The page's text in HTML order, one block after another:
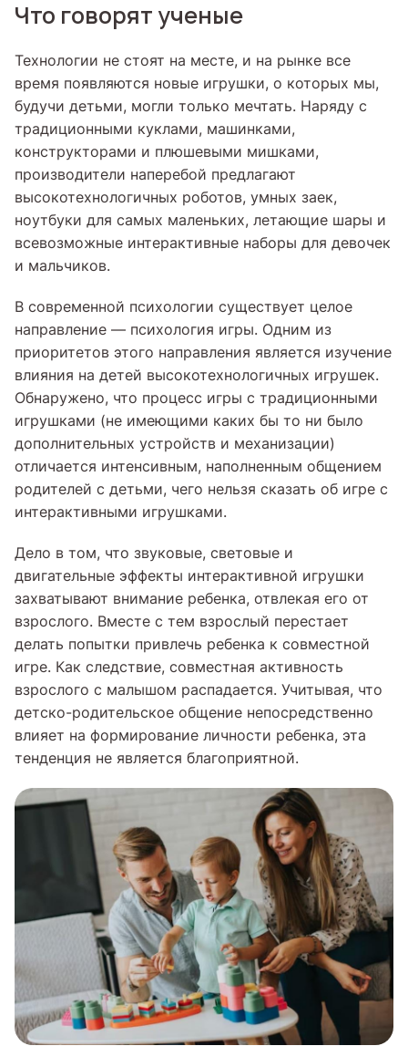
Что говорят ученые
Технологии не стоят на месте, и на рынке все
время появляются новые игрушки, о которых мы,
будучи детьми, могли только мечтать. Наряду с
традиционными куклами, машинками,
конструкторами и плюшевыми мишками,
производители наперебой предлагают
высокотехнологичных роботов, умных заек,
ноутбуки для самых маленьких, летающие шары и
всевозможные интерактивные наборы для девочек
и мальчиков.
В современной психологии существует целое
направление — психология игры. Одним из
приоритетов этого направления является изучение
влияния на детей высокотехнологичных игрушек.
Обнаружено, что процесс игры с традиционными
игрушками (не имеющими каких бы то ни было
дополнительных устройств и механизации)
отличается интенсивным, наполненным общением
родителей с детьми, чего нельзя сказать об игре с
интерактивными игрушками.
Дело в том, что звуковые, световые и
двигательные эффекты интерактивной игрушки
захватывают внимание ребенка, отвлекая его от
взрослого. Вместе с тем взрослый перестает
делать попытки привлечь ребенка к совместной
игре. Как следствие, совместная активность
взрослого с малышом распадается. Учитывая, что
детско-родительское общение непосредственно
влияет на формирование личности ребенка, эта
тенденция не является благоприятной.